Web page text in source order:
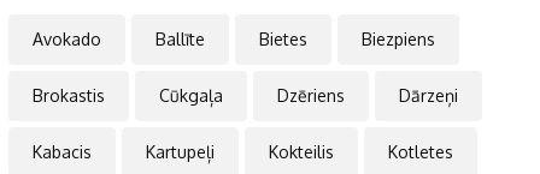
Avokado Ballīte Bietes Biezpiens
Brokastis Cūkgaļa Dzēriens Dārzeņi
Kabacis Kartupeļi Kokteilis Kotletes